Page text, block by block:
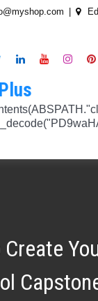
Create